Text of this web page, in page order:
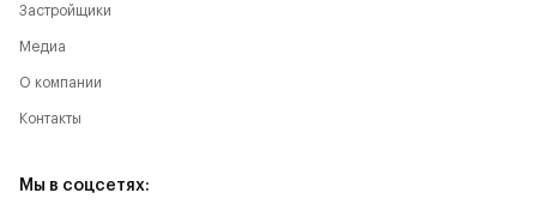
Застройщики
Медиа
О компании
Контакты
Мы в соцсетях: